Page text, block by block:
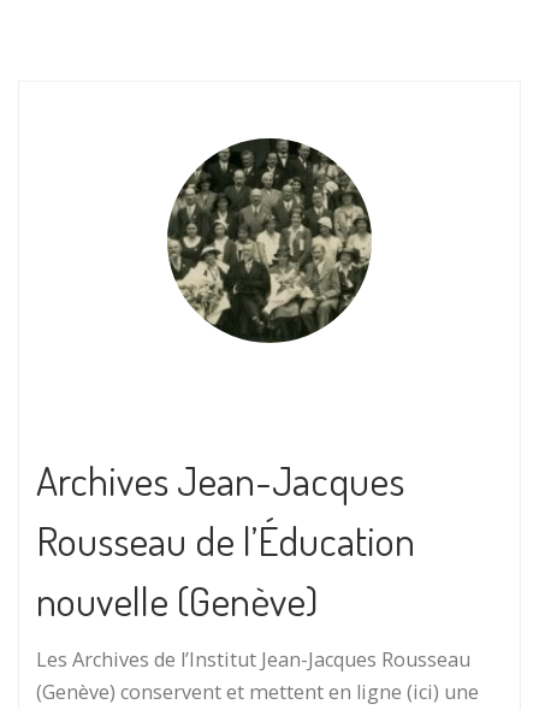
Archives Jean-Jacques
Rousseau de l’Éducation
nouvelle (Genève)
Les Archives de l’Institut Jean-Jacques Rousseau
(Genève) conservent et mettent en ligne (ici) une